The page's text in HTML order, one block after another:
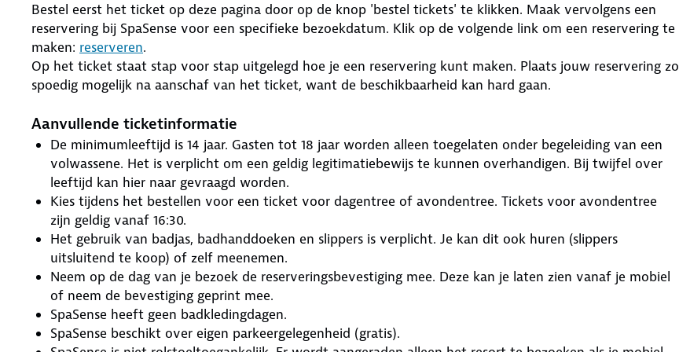
Bestel eerst het ticket op deze pagina door op de knop 'bestel tickets' te klikken. Maak vervolgens een
reservering bij SpaSense voor een specifieke bezoekdatum. Klik op de volgende link om een reservering te
maken: reserveren.
Op het ticket staat stap voor stap uitgelegd hoe je een reservering kunt maken. Plaats jouw reservering zo
spoedig mogelijk na aanschaf van het ticket, want de beschikbaarheid kan hard gaan.
Aanvullende ticketinformatie
De minimumleeftijd is 14 jaar. Gasten tot 18 jaar worden alleen toegelaten onder begeleiding van een
volwassene. Het is verplicht om een geldig legitimatiebewijs te kunnen overhandigen. Bij twijfel over
leeftijd kan hier naar gevraagd worden.
Kies tijdens het bestellen voor een ticket voor dagentree of avondentree. Tickets voor avondentree
zijn geldig vanaf 16:30.
Het gebruik van badjas, badhanddoeken en slippers is verplicht. Je kan dit ook huren (slippers
uitsluitend te koop) of zelf meenemen.
Neem op de dag van je bezoek de reserveringsbevestiging mee. Deze kan je laten zien vanaf je mobiel
of neem de bevestiging geprint mee.
SpaSense heeft geen badkledingdagen.
SpaSense beschikt over eigen parkeergelegenheid (gratis).